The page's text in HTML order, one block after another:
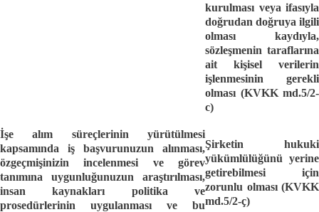
İşe alım süreçlerinin yürütülmesi
kapsamında iş başvurunuzun alınması,
özgeçmişinizin incelenmesi ve görev
tanımına uygunluğunuzun araştırılması,
insan kaynakları politika ve
prosedürlerinin uygulanması ve bu
kurulması veya ifasıyla
doğrudan doğruya ilgili
olması kaydıyla,
sözleşmenin taraflarına
ait kişisel verilerin
işlenmesinin gerekli
olması (KVKK md.5/2-
c)
Şirketin hukuki
yükümlülüğünü yerine
getirebilmesi için
zorunlu olması (KVKK
md.5/2-ç)